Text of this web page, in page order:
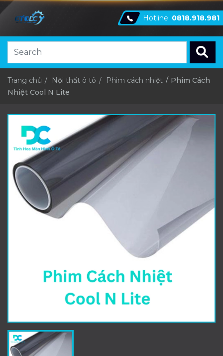
Hotline: 0818.918.981
Trang chủ Nội thất ô tô Phim cách nhiệt
Phim Cách
Nhiệt Cool N Lite